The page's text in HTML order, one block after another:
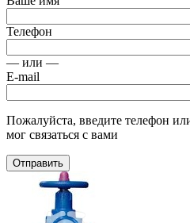
Телефон
— или —
E-mail
Пожалуйста, введите телефон
мог связаться с вами
Отправить